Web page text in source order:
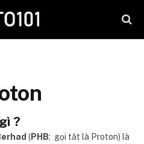
?
(PHB; gọi tắt là Proton) là